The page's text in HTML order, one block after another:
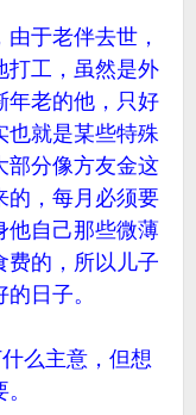
于老伴去世，
打工，虽然是外
年老的他，只好
也就是某些特殊
部分像方友金这
的，每月必须要
他自己那些微薄
费的，所以儿子
日子。
么主意，但想